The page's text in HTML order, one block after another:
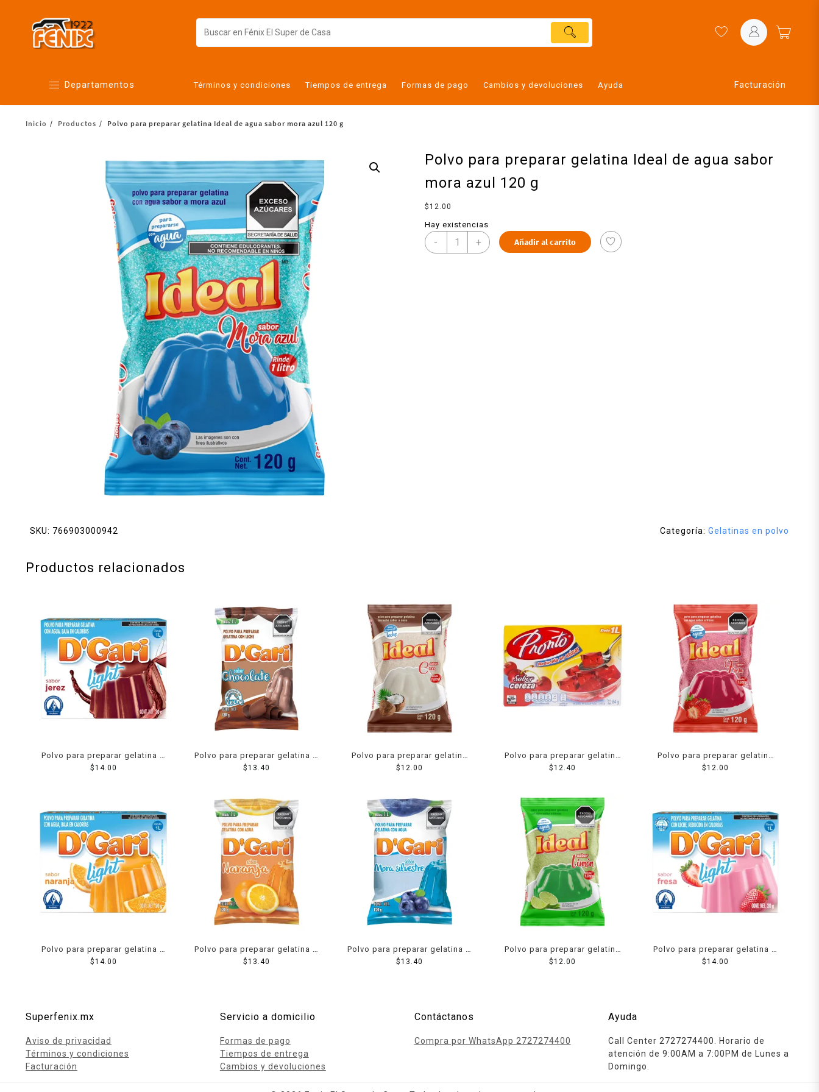
Departamentos
Alimentos
Botanas y bebidas
Cuidado de la ropa
Cuidado personal
Limpieza del hogar
Términos y condiciones Tiempos de entrega Formas de pago Cambios y devoluciones Ayuda Facturación
Inicio Productos Polvo para preparar gelatina Ideal de agua sabor mora azul 120 g
Polvo para preparar gelatina Ideal de agua sabor
mora azul 120 g
$ 12.00
Hay existencias
- + Añadir al carrito
SKU: 766903000942 Categoría: Gelatinas en polvo
Productos relacionados
Polvo para preparar gelatina D
´Gari de agua light sabor jerez
$14.00
Polvo para preparar gelatina D
´Gari de leche sabor
$13.40
Polvo para preparar gelatina
Ideal de leche sabor coco 120
$12.00
Polvo para preparar gelatina
Pronto de agua sabor cereza
$12.40
Polvo para preparar gelatina
Ideal de agua sabor fresa 120
$12.00
Polvo para preparar gelatina D
´Gari de agua light sabor
$14.00
Polvo para preparar gelatina D
´Gari de agua sabor naranja
$13.40
Polvo para preparar gelatina D
´Gari de agua sabor mora
$13.40
Polvo para preparar gelatina
Ideal de agua sabor limón 120
$12.00
Polvo para preparar gelatina D
´Gari de leche light sabor
$14.00
Superfenix.mx
Aviso de privacidad
Términos y condiciones
Facturación
Servicio a domicilio
Formas de pago
Tiempos de entrega
Cambios y devoluciones
Contáctanos
Compra por WhatsApp 2727274400
Ayuda
Call Center 2727274400. Horario de
atención de 9:00AM a 7:00PM de Lunes a
Domingo.